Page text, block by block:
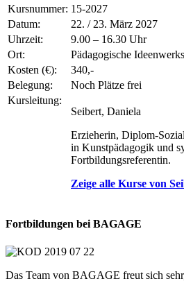
Kursnummer: 15-2027
Datum:
22. / 23. März 2027
Uhrzeit:
9.00 – 16.30 Uhr
Ort:
Pädagogische
Kosten (€):
340,-
Belegung:
Noch Plätze frei
Kursleitung:
Seibert, Daniela
Erzieherin, Diplom-
in Kunstpädagogik und
Fortbildungsreferentin.
Zeige alle Kurse von
Fortbildungen bei BAGAGE
Das Team von BAGAGE freut sich